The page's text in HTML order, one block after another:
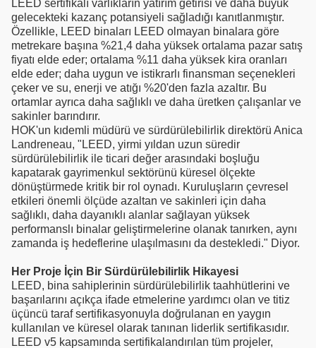
LEED sertifikalı varlıkların yatırım getirisi ve daha büyük
gelecekteki kazanç potansiyeli sağladığı kanıtlanmıştır.
Özellikle, LEED binaları LEED olmayan binalara göre
metrekare başına %21,4 daha yüksek ortalama pazar satış
fiyatı elde eder; ortalama %11 daha yüksek kira oranları
elde eder; daha uygun ve istikrarlı finansman seçenekleri
çeker ve su, enerji ve atığı %20'den fazla azaltır. Bu
ortamlar ayrıca daha sağlıklı ve daha üretken çalışanlar ve
sakinler barındırır.
HOK'un kıdemli müdürü ve sürdürülebilirlik direktörü Anica
Landreneau, "LEED, yirmi yıldan uzun süredir
sürdürülebilirlik ile ticari değer arasındaki boşluğu
kapatarak gayrimenkul sektörünü küresel ölçekte
dönüştürmede kritik bir rol oynadı. Kuruluşların çevresel
etkileri önemli ölçüde azaltan ve sakinleri için daha
sağlıklı, daha dayanıklı alanlar sağlayan yüksek
performanslı binalar geliştirmelerine olanak tanırken, aynı
zamanda iş hedeflerine ulaşılmasını da destekledi." Diyor.
Her Proje İçin Bir Sürdürülebilirlik Hikayesi
LEED, bina sahiplerinin sürdürülebilirlik taahhütlerini ve
başarılarını açıkça ifade etmelerine yardımcı olan ve titiz
üçüncü taraf sertifikasyonuyla doğrulanan en yaygın
kullanılan ve küresel olarak tanınan liderlik sertifikasıdır.
LEED v5 kapsamında sertifikalandırılan tüm projeler,